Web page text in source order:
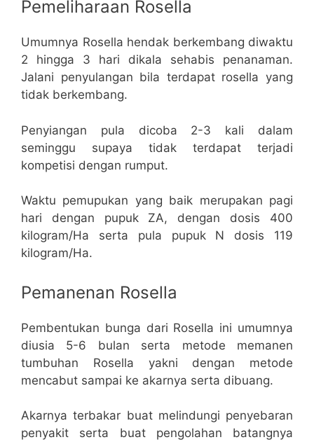
Pemeliharaan Rosella
Umumnya Rosella hendak berkembang diwaktu
2 hingga 3 hari dikala sehabis penanaman.
Jalani penyulangan bila terdapat rosella yang
tidak berkembang.
Penyiangan pula dicoba 2-3 kali dalam
seminggu supaya tidak terdapat terjadi
kompetisi dengan rumput.
Waktu pemupukan yang baik merupakan pagi
hari dengan pupuk ZA, dengan dosis 400
kilogram/Ha serta pula pupuk N dosis 119
kilogram/Ha.
Pemanenan Rosella
Pembentukan bunga dari Rosella ini umumnya
diusia 5-6 bulan serta metode memanen
tumbuhan Rosella yakni dengan metode
mencabut sampai ke akarnya serta dibuang.
Akarnya terbakar buat melindungi penyebaran
penyakit serta buat pengolahan batangnya